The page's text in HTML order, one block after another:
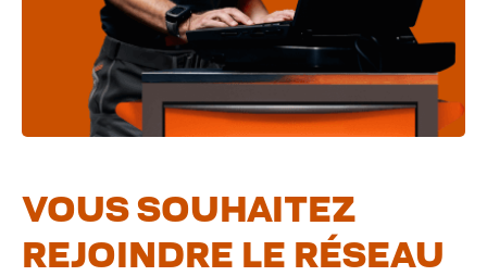
VOUS SOUHAITEZ
REJOINDRE LE RÉSEAU